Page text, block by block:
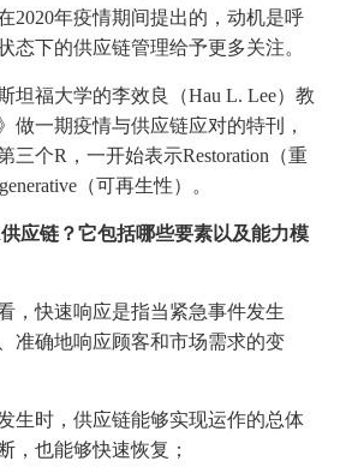
2020年疫情期间提出的，动机是呼
态下的供应链管理给予更多关注。
坦福大学的李效良（Hau L. Lee）教
做一期疫情与供应链应对的特刊，
三个R，一开始表示Restoration（重
（可再生性）。
应链？它包括哪些要素以及能力模
，快速响应是指当紧急事件发生
准确地响应顾客和市场需求的变
生时，供应链能够实现运作的总体
，也能够快速恢复；